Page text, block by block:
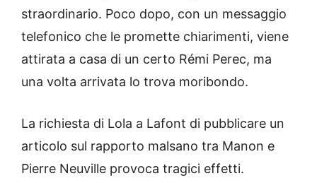
straordinario. Poco dopo, con un messaggio
telefonico che le promette chiarimenti, viene
attirata a casa di un certo Rémi Perec, ma
una volta arrivata lo trova moribondo.
La richiesta di Lola a Lafont di pubblicare un
articolo sul rapporto malsano tra Manon e
Pierre Neuville provoca tragici effetti.